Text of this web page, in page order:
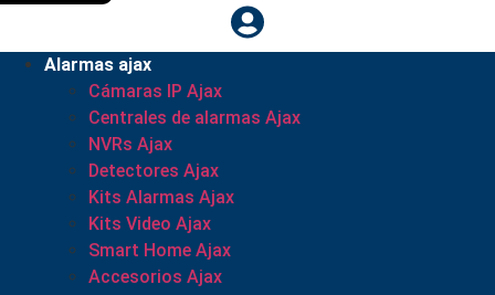
Alarmas ajax
Cámaras IP Ajax
Centrales de alarmas Ajax
NVRs Ajax
Detectores Ajax
Kits Alarmas Ajax
Kits Video Ajax
Smart Home Ajax
Accesorios Ajax